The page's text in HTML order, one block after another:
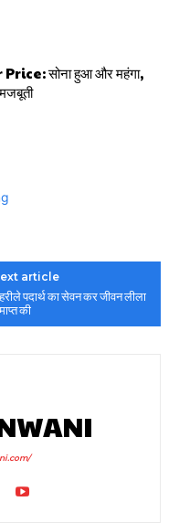
सोना हुआ और महंगा,
article
पदार्थ का सेवन कर जीवन लीला
की